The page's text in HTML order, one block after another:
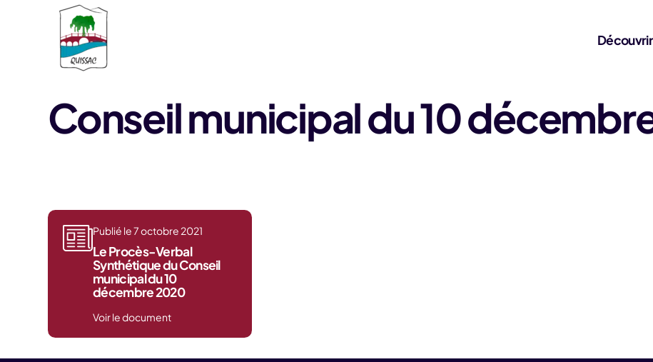
Aller au contenu
Découvrir
Conseil municipal du 10
Publié le 7 octobre 2021
Le Procès-Verbal
Synthétique du Conseil
municipal du 10
décembre 2020
Voir le document